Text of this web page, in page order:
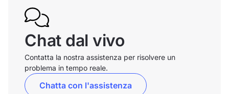
Chat dal vivo
Contatta la nostra assistenza per risolvere un
problema in tempo reale.
Chatta con l'assistenza